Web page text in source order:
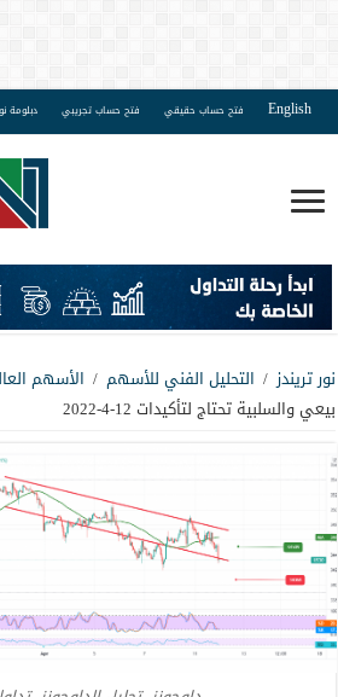
English فتح حساب حقيقي فتح حساب تجريبي دبلومة
نور تريندز / التحليل الفني للأسهم / الأسهم
بيعي والسلبية تحتاج لتأكيدات 12-4-2022